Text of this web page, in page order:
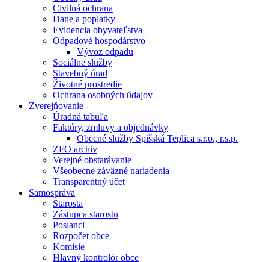
Civilná ochrana
Dane a poplatky
Evidencia obyvateľstva
Odpadové hospodárstvo
Vývoz odpadu
Sociálne služby
Stavebný úrad
Životné prostredie
Ochrana osobných údajov
Zverejňovanie
Úradná tabuľa
Faktúry, zmluvy a objednávky
Obecné služby Spišská Teplica s.r.o., r.s.p.
ZFO archiv
Verejné obstarávanie
Všeobecne záväzné nariadenia
Transparentný účet
Samospráva
Starosta
Zástupca starostu
Poslanci
Rozpočet obce
Komisie
Hlavný kontrolór obce